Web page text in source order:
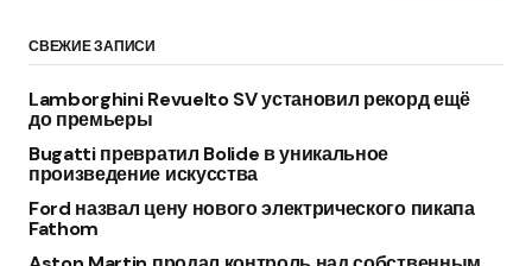
СВЕЖИЕ ЗАПИСИ
Lamborghini Revuelto SV установил рекорд ещё
до премьеры
Bugatti превратил Bolide в уникальное
произведение искусства
Ford назвал цену нового электрического пикапа
Fathom